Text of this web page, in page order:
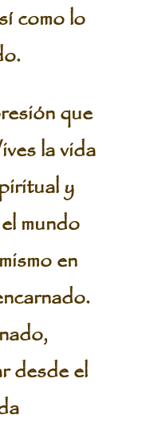
como lo
que
la vida
y
mundo
en
desde el